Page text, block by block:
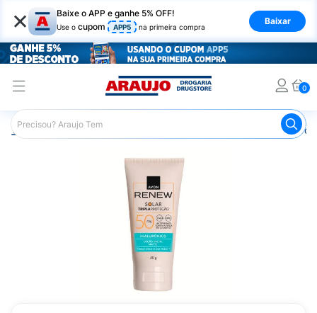
× Baixe o APP e ganhe 5% OFF!
Use o cupom APP5 na primeira compra
Baixar
0
Araujo Beleza e Cuidados